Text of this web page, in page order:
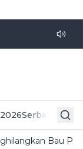
Serba Serbi
Bau